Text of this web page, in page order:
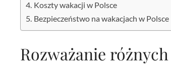
Koszty wakacji w Polsce
Bezpieczeństwo na wakacjach w Polsce
Rozważanie